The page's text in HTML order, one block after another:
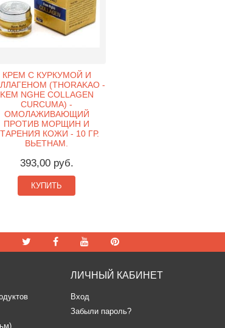
КРЕМ С КУРКУМОЙ И
(THORAKAO -
KEM NGHE COLLAGEN
CURCUMA) -
ОМОЛАЖИВАЮЩИЙ
ПРОТИВ МОРЩИН И
КОЖИ - 10 ГР.
ВЬЕТНАМ.
393,00 руб.
КУПИТЬ
ЛИЧНЫЙ КАБИНЕТ
Вход
Забыли пароль?